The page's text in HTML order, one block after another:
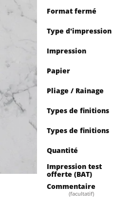
Format fermé
Type d'impression
Impression
Papier
Pliage / Rainage
Types de finitions
Types de finitions
Quantité
Quantité
Saisissez la
Impression test
offerte (BAT)
Commentaire
(facultatif)